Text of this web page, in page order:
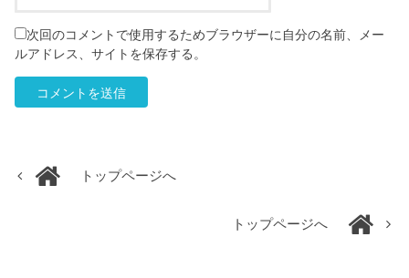
次回のコメントで使用するためブラウザーに自分の名前、メー
ルアドレス、サイトを保存する。
トップページへ
トップページへ